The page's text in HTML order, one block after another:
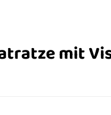
mit